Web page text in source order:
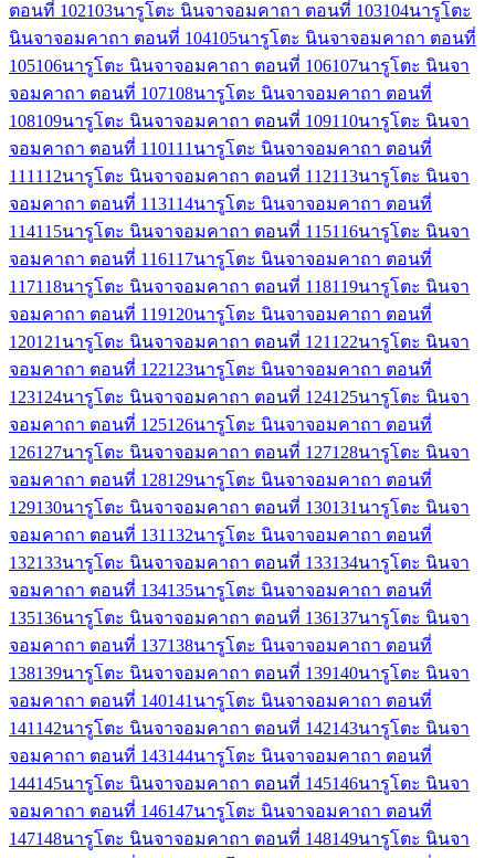
ตอนที่ 102103นารูโตะ นินจาจอมคาถา ตอนที่ 103104นารูโตะ
นินจาจอมคาถา ตอนที่ 104105นารูโตะ นินจาจอมคาถา ตอนที่
105106นารูโตะ นินจาจอมคาถา ตอนที่ 106107นารูโตะ นินจา
จอมคาถา ตอนที่ 107108นารูโตะ นินจาจอมคาถา ตอนที่
108109นารูโตะ นินจาจอมคาถา ตอนที่ 109110นารูโตะ นินจา
จอมคาถา ตอนที่ 110111 นารูโตะ นินจาจอมคาถา ตอนที่
111 112นารูโตะ นินจาจอมคาถา ตอนที่ 112113นารูโตะ นินจา
จอมคาถา ตอนที่ 113114นารูโตะ นินจาจอมคาถา ตอนที่
114115นารูโตะ นินจาจอมคาถา ตอนที่ 115116นารูโตะ นินจา
จอมคาถา ตอนที่ 116117นารูโตะ นินจาจอมคาถา ตอนที่
117118นารูโตะ นินจาจอมคาถา ตอนที่ 118119นารูโตะ นินจา
จอมคาถา ตอนที่ 119120นารูโตะ นินจาจอมคาถา ตอนที่
120121 นารูโตะ นินจาจอมคาถา ตอนที่ 121 122นารูโตะ นินจา
จอมคาถา ตอนที่ 122123นารูโตะ นินจาจอมคาถา ตอนที่
123124นารูโตะ นินจาจอมคาถา ตอนที่ 124125นารูโตะ นินจา
จอมคาถา ตอนที่ 125126นารูโตะ นินจาจอมคาถา ตอนที่
126127นารูโตะ นินจาจอมคาถา ตอนที่ 127128นารูโตะ นินจา
จอมคาถา ตอนที่ 128129นารูโตะ นินจาจอมคาถา ตอนที่
129130นารูโตะ นินจาจอมคาถา ตอนที่ 130131 นารูโตะ นินจา
จอมคาถา ตอนที่ 131 132นารูโตะ นินจาจอมคาถา ตอนที่
132133นารูโตะ นินจาจอมคาถา ตอนที่ 133134นารูโตะ นินจา
จอมคาถา ตอนที่ 134135นารูโตะ นินจาจอมคาถา ตอนที่
135136นารูโตะ นินจาจอมคาถา ตอนที่ 136137นารูโตะ นินจา
จอมคาถา ตอนที่ 137138นารูโตะ นินจาจอมคาถา ตอนที่
138139นารูโตะ นินจาจอมคาถา ตอนที่ 139140นารูโตะ นินจา
จอมคาถา ตอนที่ 140141 นารูโตะ นินจาจอมคาถา ตอนที่
141 142นารูโตะ นินจาจอมคาถา ตอนที่ 142143นารูโตะ นินจา
จอมคาถา ตอนที่ 143144นารูโตะ นินจาจอมคาถา ตอนที่
144145นารูโตะ นินจาจอมคาถา ตอนที่ 145146นารูโตะ นินจา
จอมคาถา ตอนที่ 146147นารูโตะ นินจาจอมคาถา ตอนที่
147148นารูโตะ นินจาจอมคาถา ตอนที่ 148149นารูโตะ นินจา